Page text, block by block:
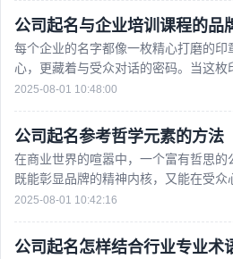
公司起名与企业培训课程的品
每个企业的名字都像一枚精心打磨的印
心，更藏着与受众对话的密码。当这枚
便会碰撞出独特的品牌化学反应 —— 好
2025-08-01 10:48:00
公司起名参考哲学元素的方法​
在商业世界的喧嚣中，一个富有哲思的
既能彰显品牌的精神内核，又能在受众
学元素融入命名，并非简单地搬弄概念
2025-08-01 10:42:16
公司起名怎样结合行业专业术